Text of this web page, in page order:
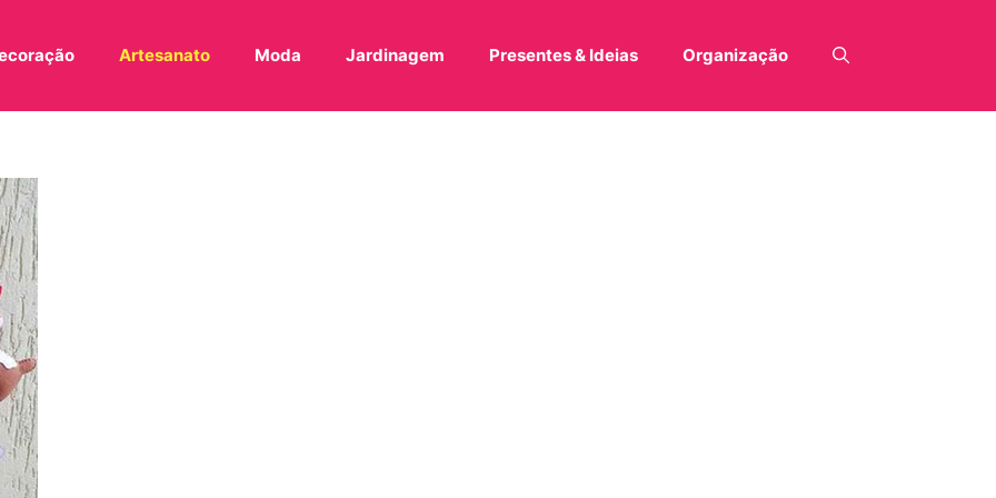
Artesanato Moda Jardinagem Presentes & Ideias Organização